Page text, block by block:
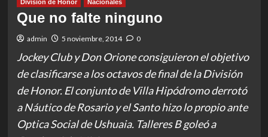
División de Honor Nacionales
Que no falte ninguno
admin 5 noviembre, 2014 0
Jockey Club y Don Orione consiguieron el objetivo
de clasificarse a los octavos de final de la División
de Honor. El conjunto de Villa Hipódromo derrotó
a Náutico de Rosario y el Santo hizo lo propio ante
Optica Social de Ushuaia. Talleres B goleó a